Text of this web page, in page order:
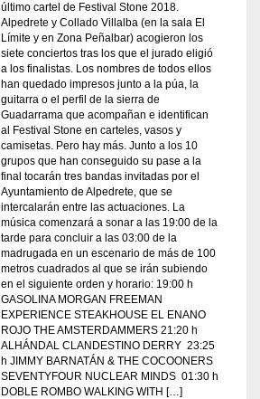
último cartel de Festival Stone 2018.
Alpedrete y Collado Villalba (en la sala El
Límite y en Zona Peñalbar) acogieron los
siete conciertos tras los que el jurado eligió
a los finalistas. Los nombres de todos ellos
han quedado impresos junto a la púa, la
guitarra o el perfil de la sierra de
Guadarrama que acompañan e identifican
al Festival Stone en carteles, vasos y
camisetas. Pero hay más. Junto a los 10
grupos que han conseguido su pase a la
final tocarán tres bandas invitadas por el
Ayuntamiento de Alpedrete, que se
intercalarán entre las actuaciones. La
música comenzará a sonar a las 19:00 de la
tarde para concluir a las 03:00 de la
madrugada en un escenario de más de 100
metros cuadrados al que se irán subiendo
en el siguiente orden y horario: 19:00 h
GASOLINA MORGAN FREEMAN
EXPERIENCE STEAKHOUSE EL ENANO
ROJO THE AMSTERDAMMERS 21:20 h
ALHÁNDAL CLANDESTINO DERRY 23:25
h JIMMY BARNATÁN & THE COCOONERS
SEVENTYFOUR NUCLEAR MINDS 01:30 h
DOBLE ROMBO WALKING WITH […]